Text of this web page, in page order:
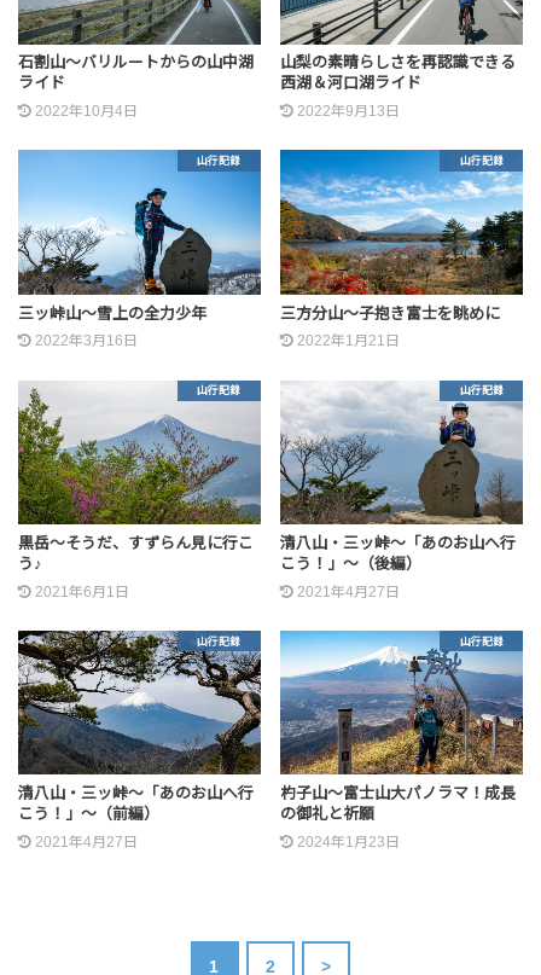
石割山～バリルートからの山中湖
ライド
2022年10月4日
山梨の素晴らしさを再認識できる
西湖＆河口湖ライド
2022年9月13日
山行記録
三ッ峠山～雪上の全力少年
2022年3月16日
山行記録
三方分山～子抱き富士を眺めに
2022年1月21日
山行記録
黒岳～そうだ、すずらん見に行こ
う♪
2021年6月1日
山行記録
清八山・三ッ峠～「あのお山へ行
こう！」～（後編）
2021年4月27日
山行記録
清八山・三ッ峠～「あのお山へ行
こう！」～（前編）
2021年4月27日
山行記録
杓子山～富士山大パノラマ！成長
の御礼と祈願
2024年1月23日
1 2 >